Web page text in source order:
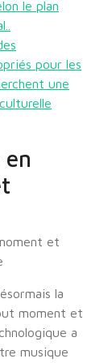
le plan
pour les
une
et
la
moment et
a
musique